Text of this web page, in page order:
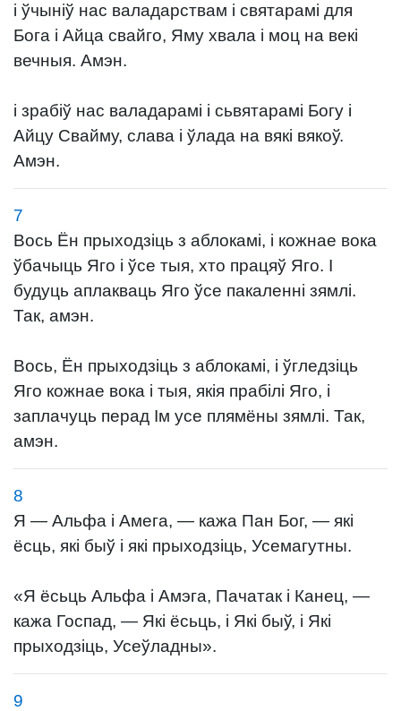
і ўчыніў нас валадарствам і святарамі для
Бога і Айца свайго, Яму хвала і моц на векі
вечныя. Амэн.
і зрабіў нас валадарамі і сьвятарамі Богу і
Айцу Свайму, слава і ўлада на вякі вякоў.
Амэн.
7
Вось Ён прыходзіць з аблокамі, і кожнае вока
ўбачыць Яго і ўсе тыя, хто працяў Яго. І
будуць аплакваць Яго ўсе пакаленні зямлі.
Так, амэн.
Вось, Ён прыходзіць з аблокамі, і ўгледзіць
Яго кожнае вока і тыя, якія прабілі Яго, і
заплачуць перад Ім усе плямёны зямлі. Так,
амэн.
8
Я — Альфа і Амега, — кажа Пан Бог, — які
ёсць, які быў і які прыходзіць, Усемагутны.
«Я ёсьць Альфа і Амэга, Пачатак і Канец, —
кажа Госпад, — Які ёсьць, і Які быў, і Які
прыходзіць, Усеўладны».
9